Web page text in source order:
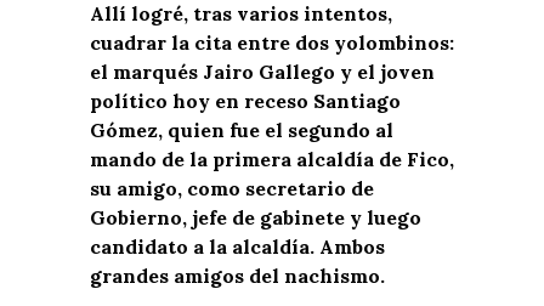
Allí logré, tras varios intentos,
cuadrar la cita entre dos yolombinos:
el marqués Jairo Gallego y el joven
político hoy en receso Santiago
Gómez, quien fue el segundo al
mando de la primera alcaldía de Fico,
su amigo, como secretario de
Gobierno, jefe de gabinete y luego
candidato a la alcaldía. Ambos
grandes amigos del nachismo.